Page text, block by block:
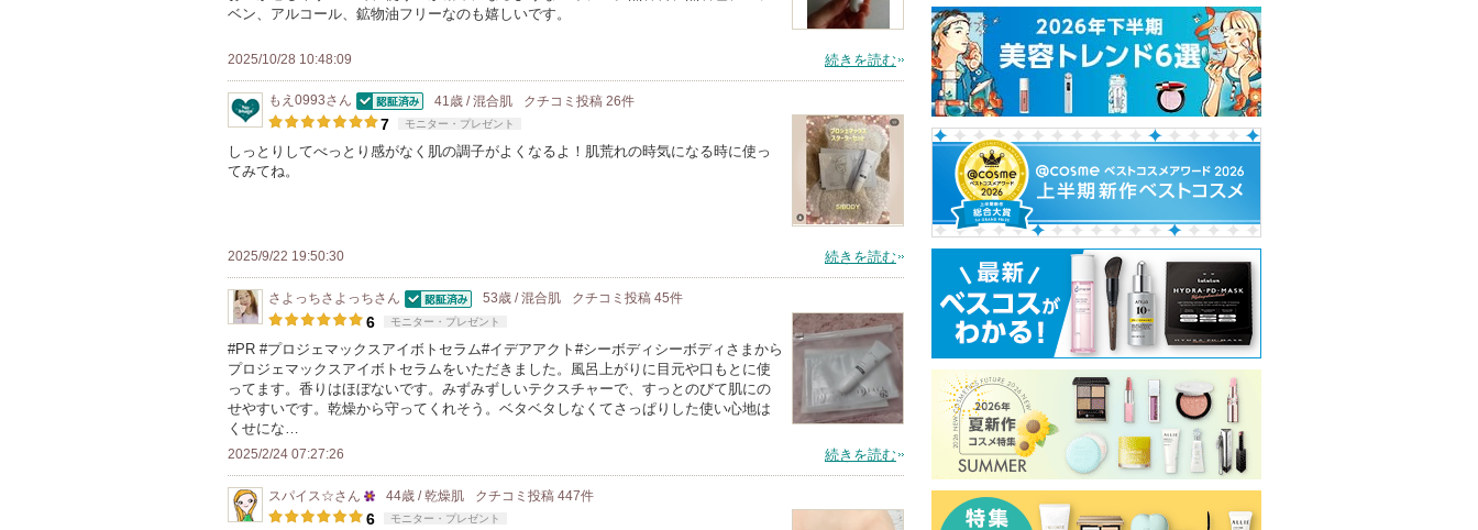
ベン、アルコール、鉱物油フリーなのも嬉しいです。
2025/10/28 10:48:09 続きを読む
もえ0993さん
認証済
41歳 / 混合肌 クチコミ投稿 26件
7 モニター・プレゼント
しっとりしてべっとり感がなく肌の調子がよくなるよ！肌荒れの時気になる時に使っ
てみてね。
2025/9/22 19:50:30 続きを読む
さよっちさよっちさん
認証済
53歳 / 混合肌 クチコミ投稿 45件
6 モニター・プレゼント
#PR #プロジェマックスアイボトセラム#イデアアクト#シーボディシーボディさまから
プロジェマックスアイボトセラムをいただきました。風呂上がりに目元や口もとに使
ってます。香りはほぼないです。みずみずしいテクスチャーで、すっとのびて肌にの
せやすいです。乾燥から守ってくれそう。ベタベタしなくてさっぱりした使い心地は
くせにな…
2025/2/24 07:27:26 続きを読む
スパイス☆さん
25
44歳 / 乾燥肌 クチコミ投稿 447件
6 モニター・プレゼント